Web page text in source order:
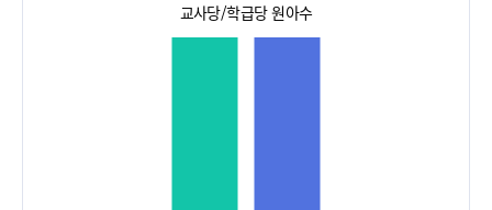
교사당/학급당 원아수